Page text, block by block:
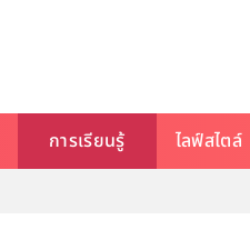
การเรียนรู้ ไลฟ์สไตล์